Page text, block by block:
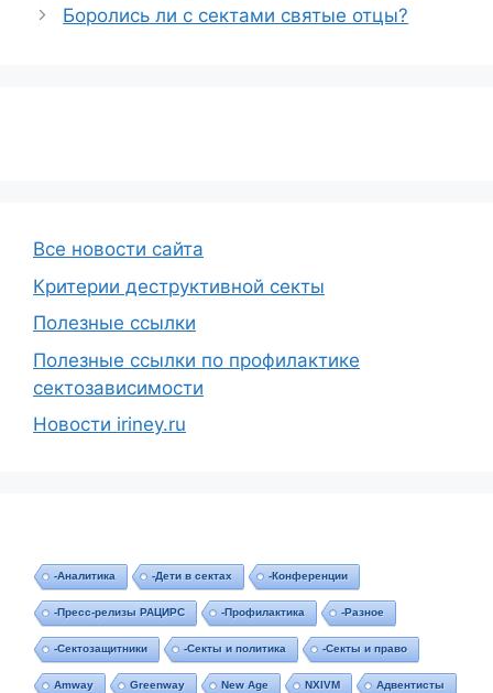
Боролись ли с сектами святые отцы?
Все новости сайта
Критерии деструктивной секты
Полезные ссылки
Полезные ссылки по профилактике
сектозависимости
Новости iriney.ru
-Аналитика -Дети в сектах -Конференции
-Пресс-релизы РАЦИРС -Профилактика -Разное
-Сектозащитники -Секты и политика -Секты и право
Amway Greenway New Age NXIVM Адвентисты